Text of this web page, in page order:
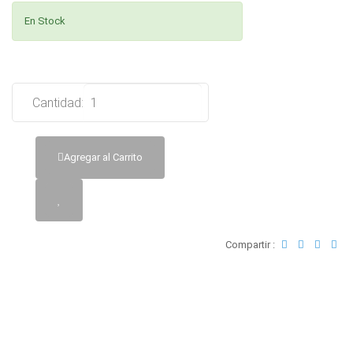
En Stock
Cantidad:
Agregar al Carrito
Compartir :